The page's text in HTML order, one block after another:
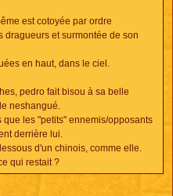
est cotoyée par ordre
et surmontée de son
en haut, dans le ciel.
pedro fait bisou à sa belle
neshangué.
les "petits" ennemis/opposants
derrière lui.
d'un chinois, comme elle.
qui restait ?